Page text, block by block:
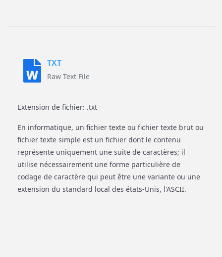
TXT
Raw Text File
Extension de fichier: .txt
En informatique, un fichier texte ou fichier texte brut ou
fichier texte simple est un fichier dont le contenu
représente uniquement une suite de caractères; il
utilise nécessairement une forme particulière de
codage de caractère qui peut être une variante ou une
extension du standard local des états-Unis, l'ASCII.